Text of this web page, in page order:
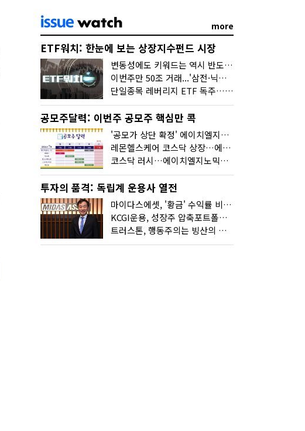
more
ETF워치: 한눈에 보는 상장지수펀드 시장
변동성에도 키워드는 역시 반도체…신상품은 우주·방산
이번주만 50조 거래...'삼전·닉스 레버리지' 수익률은 -30%
단일종목 레버리지 ETF 독주…'증시 블랙홀'
공모주달력: 이번주 공모주 핵심만 콕
'공모가 상단 확정' 에이치엘지노믹스 청약
레몬헬스케어 코스닥 상장…에이치엘지노믹스 수요예측
코스닥 러시…에이치엘지노믹스 수요예측·레메디 청약
투자의 품격: 독립계 운용사 열전
마이다스에셋, '황금' 수익률 비결은 '꾸준함'
KCGI운용, 성장주 압축포트폴리오로 새 길을 그리다
트러스톤, 행동주의는 빙산의 일각...진정한 힘은 '주식형 강자'